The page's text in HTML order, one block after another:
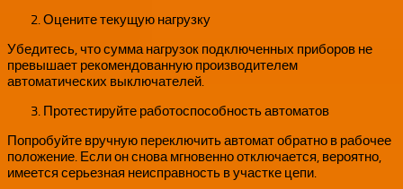
Оцените текущую нагрузку
Убедитесь, что сумма нагрузок подключенных приборов не
превышает рекомендованную производителем
автоматических выключателей.
Протестируйте работоспособность автоматов
Попробуйте вручную переключить автомат обратно в рабочее
положение. Если он снова мгновенно отключается, вероятно,
имеется серьезная неисправность в участке цепи.